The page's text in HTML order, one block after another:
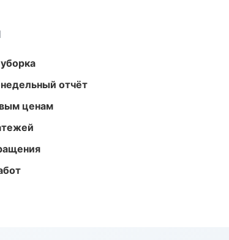
отчёт
ценам